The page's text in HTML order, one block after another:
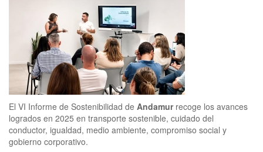
El VI Informe de Sostenibilidad de Andamurrecoge los avances
logrados en 2025 en transporte sostenible, cuidado del
conductor, igualdad, medio ambiente, compromiso social y
gobierno corporativo.